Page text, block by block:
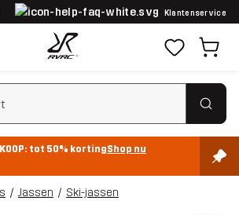
Klantenservice
tot 50% kortingShop nu
Jassen Ski-jassen